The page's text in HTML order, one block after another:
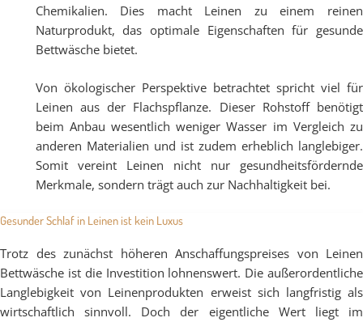
Chemikalien. Dies macht Leinen zu einem reinen
Naturprodukt, das optimale Eigenschaften für gesunde
Bettwäsche bietet.
Von ökologischer Perspektive betrachtet spricht viel für
Leinen aus der Flachspflanze. Dieser Rohstoff benötigt
beim Anbau wesentlich weniger Wasser im Vergleich zu
anderen Materialien und ist zudem erheblich langlebiger.
Somit vereint Leinen nicht nur gesundheitsfördernde
Merkmale, sondern trägt auch zur Nachhaltigkeit bei.
Gesunder Schlaf in Leinen ist kein Luxus
Trotz des zunächst höheren Anschaffungspreises von Leinen
Bettwäsche ist die Investition lohnenswert. Die außerordentliche
Langlebigkeit von Leinenprodukten erweist sich langfristig als
wirtschaftlich sinnvoll. Doch der eigentliche Wert liegt im